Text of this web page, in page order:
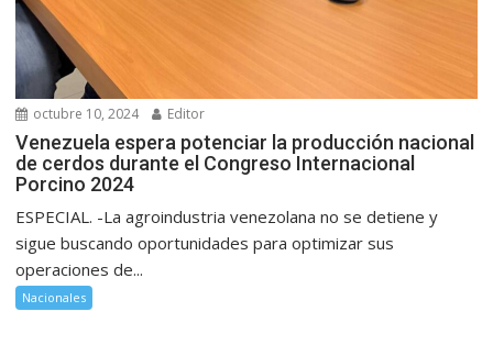
octubre 10, 2024 Editor
Venezuela espera potenciar la producción nacional
de cerdos durante el Congreso Internacional
Porcino 2024
ESPECIAL. -La agroindustria venezolana no se detiene y
sigue buscando oportunidades para optimizar sus
operaciones de...
Nacionales